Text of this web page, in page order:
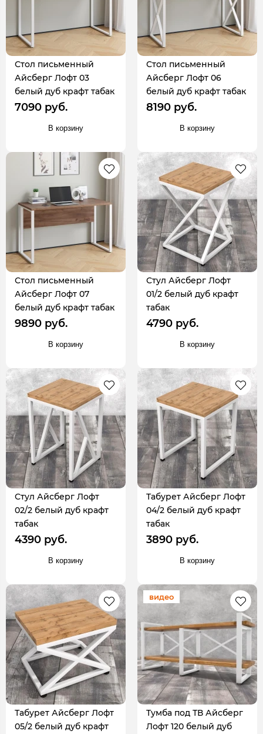
Стол письменный
Айсберг Лофт 03
белый дуб крафт табак
7090 руб.
В корзину
Стол письменный
Айсберг Лофт 06
белый дуб крафт табак
8190 руб.
В корзину
Стол письменный
Айсберг Лофт 07
белый дуб крафт табак
9890 руб.
В корзину
Стул Айсберг Лофт
01/2 белый дуб крафт
табак
4790 руб.
В корзину
Стул Айсберг Лофт
02/2 белый дуб крафт
табак
4390 руб.
В корзину
Табурет Айсберг Лофт
04/2 белый дуб крафт
табак
3890 руб.
В корзину
Табурет Айсберг Лофт
05/2 белый дуб крафт
видео
Тумба под ТВ Айсберг
Лофт 120 белый дуб